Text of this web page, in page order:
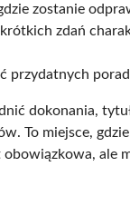
zostanie
zdań
przydatnych
dokonania,
To miejsce,